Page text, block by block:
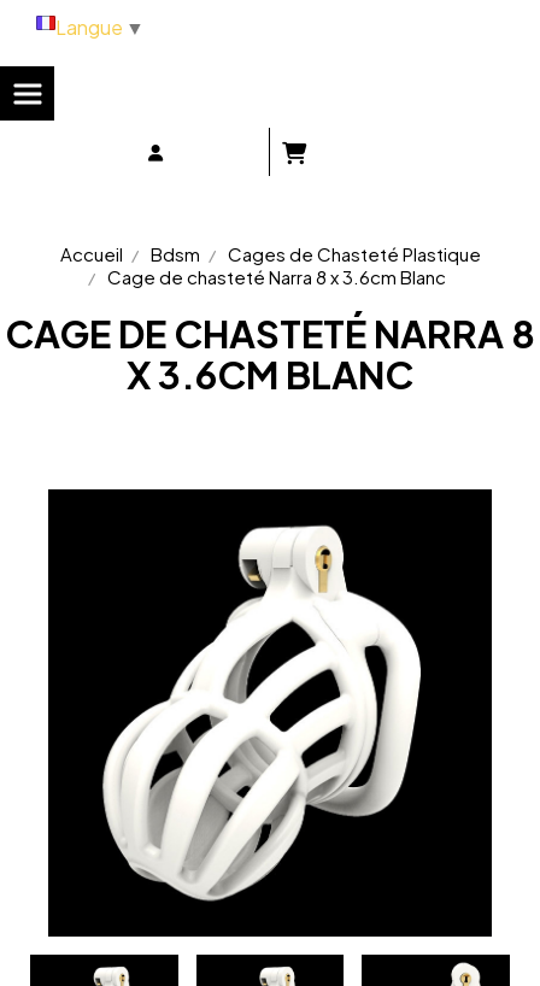
Accueil Bdsm
Cages de Chasteté Plastique
Cage de chasteté Narra 8 x 3.6cm Blanc
CAGE DE CHASTETÉ NARRA 8
X 3.6CM BLANC
Langue ▼